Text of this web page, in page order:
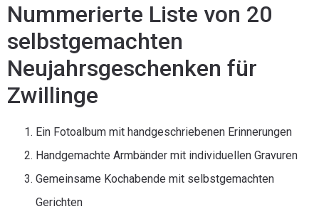
Nummerierte Liste von 20
selbstgemachten
Neujahrsgeschenken für
Zwillinge
Ein Fotoalbum mit handgeschriebenen Erinnerungen
Handgemachte Armbänder mit individuellen Gravuren
Gemeinsame Kochabende mit selbstgemachten
Gerichten